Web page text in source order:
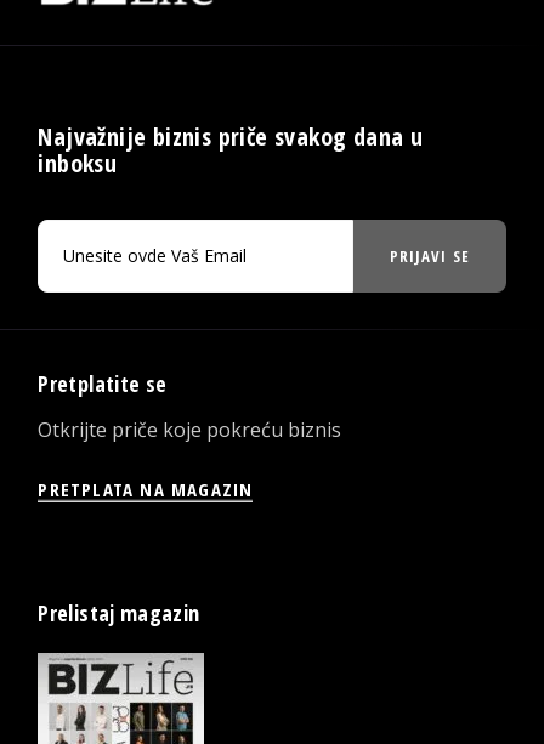
Najvažnije biznis priče svakog dana u
inboksu
PRIJAVI SE
Pretplatite se
Otkrijte priče koje pokreću biznis
PRETPLATA NA MAGAZIN
Prelistaj magazin